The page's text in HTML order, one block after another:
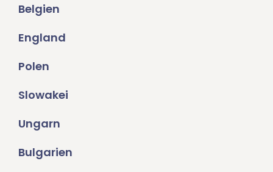
Belgien
England
Polen
Slowakei
Ungarn
Bulgarien